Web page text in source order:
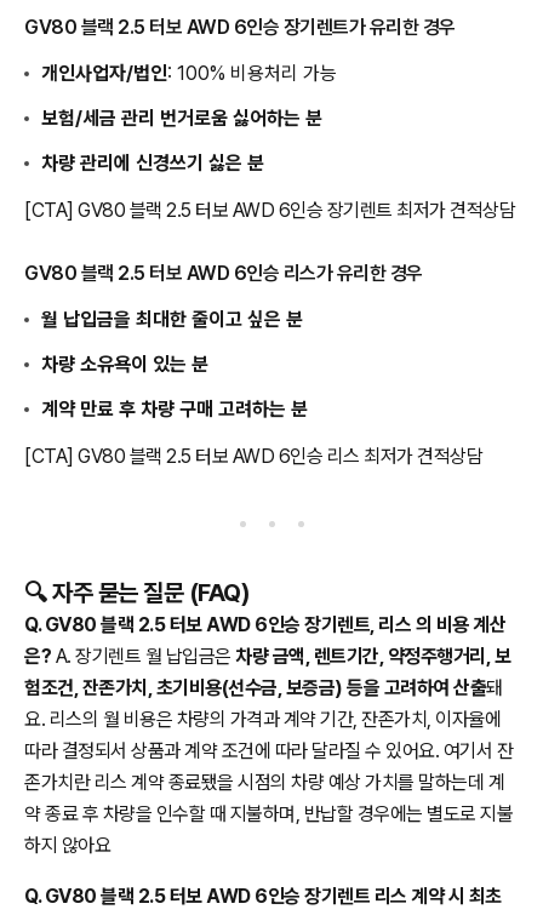
GV80 블랙 2.5 터보 AWD 6인승 장기렌트가 유리한 경우
개인사업자/법인: 100% 비용처리 가능
보험/세금 관리 번거로움 싫어하는 분
차량 관리에 신경쓰기 싫은 분
[CTA] GV80 블랙 2.5 터보 AWD 6인승 장기렌트 최저가 견적상담
GV80 블랙 2.5 터보 AWD 6인승 리스가 유리한 경우
월 납입금을 최대한 줄이고 싶은 분
차량 소유욕이 있는 분
계약 만료 후 차량 구매 고려하는 분
[CTA] GV80 블랙 2.5 터보 AWD 6인승 리스 최저가 견적상담
🔍 자주 묻는 질문 (FAQ)
Q. GV80 블랙 2.5 터보 AWD 6인승 장기렌트, 리스 의 비용 계산
은? A. 장기렌트 월 납입금은 차량 금액, 렌트기간, 약정주행거리, 보
험조건, 잔존가치, 초기비용(선수금, 보증금) 등을 고려하여 산출돼
요. 리스의 월 비용은 차량의 가격과 계약 기간, 잔존가치, 이자율에
따라 결정되서 상품과 계약 조건에 따라 달라질 수 있어요. 여기서 잔
존가치란 리스 계약 종료됐을 시점의 차량 예상 가치를 말하는데 계
약 종료 후 차량을 인수할 때 지불하며, 반납할 경우에는 별도로 지불
하지 않아요
Q. GV80 블랙 2.5 터보 AWD 6인승 장기렌트 리스 계약 시 최초